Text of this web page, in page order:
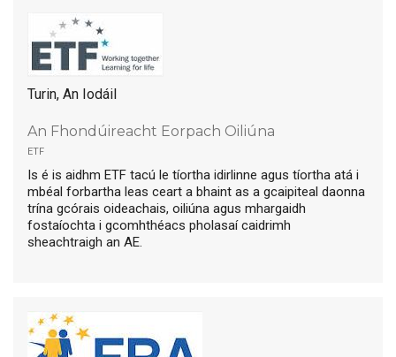
Turin, An Iodáil
An Fhondúireacht Eorpach Oiliúna
etf
Is é is aidhm ETF tacú le tíortha idirlinne agus tíortha atá i
mbéal forbartha leas ceart a bhaint as a gcaipiteal daonna
trína gcórais oideachais, oiliúna agus mhargaidh
fostaíochta i gcomhthéacs pholasaí caidrimh
sheachtraigh an AE.